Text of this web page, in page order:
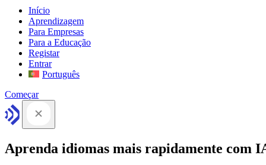
Início
Aprendizagem
Para Empresas
Para a Educação
Registar
Entrar
Português
Começar
Aprenda idiomas mais rapidamente com